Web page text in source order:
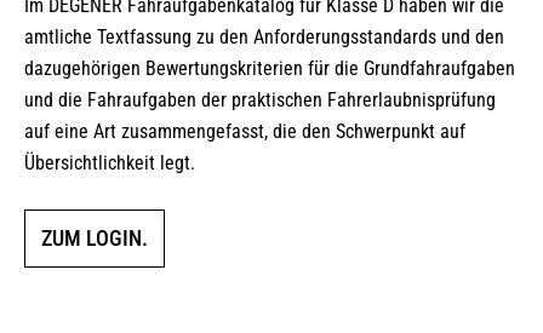
Im DEGENER Fahraufgabenkatalog für Klasse D haben wir die
amtliche Textfassung zu den Anforderungsstandards und den
dazugehörigen Bewertungskriterien für die Grundfahraufgaben
und die Fahraufgaben der praktischen Fahrerlaubnisprüfung
auf eine Art zusammengefasst, die den Schwerpunkt auf
Übersichtlichkeit legt.
ZUM LOGIN.